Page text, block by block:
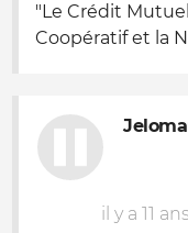
"Le Crédit
Coopératif et la
il y a 11 ans